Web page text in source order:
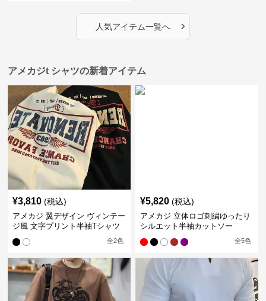
人気アイテム一覧へ ›
アメカジt シャツの新着アイテム
¥3,810 (税込)
アメカジ 翼デザイン ヴィンテー
ジ風 文字プリント半袖Tシャツ
全2色
¥5,820 (税込)
アメカジ 立体ロゴ刺繍ゆったり
シルエット半袖カットソー
全5色